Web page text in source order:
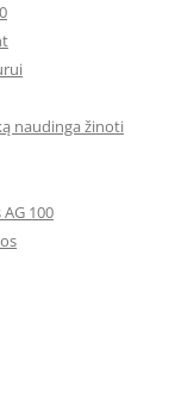
naudinga žinoti
100